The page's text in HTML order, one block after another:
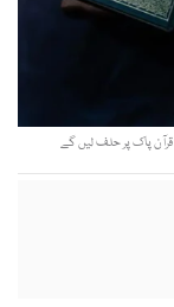
قرآن پاک پر حلف لیں گے